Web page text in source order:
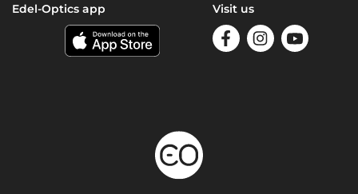
Edel-Optics app Visit us